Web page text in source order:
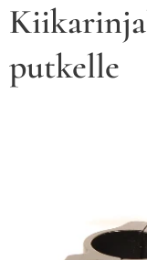
putkelle